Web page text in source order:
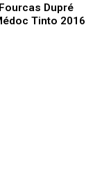
Dupré
Tinto 2016